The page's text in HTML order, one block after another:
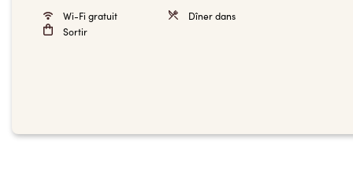
Wi-Fi gratuit
Dîner dans
Sortir